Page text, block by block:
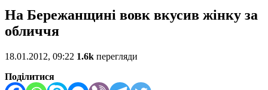
На Бережанщині вовк вкусив жінку за
обличчя
18.01.2012, 09:22 1.6k перегляди
Поділитися